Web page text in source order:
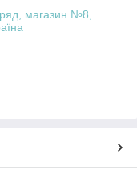
магазин №8,